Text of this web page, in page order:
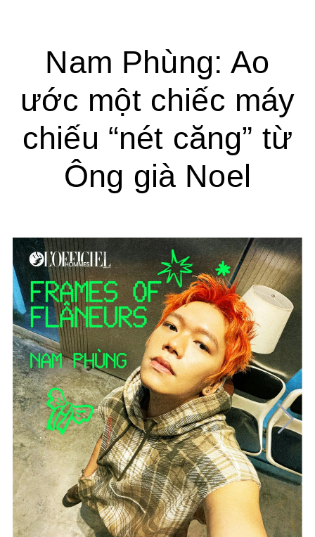
Nam Phùng: Ao
ước một chiếc máy
chiếu “nét căng” từ
Ông già Noel